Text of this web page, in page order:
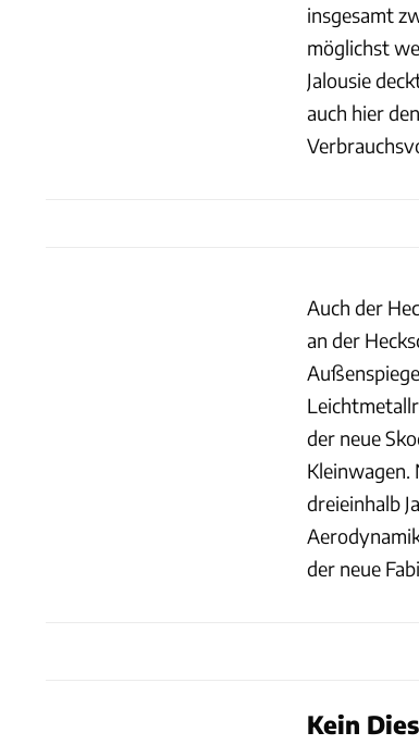
insgesamt
möglichst
Jalousie
auch hier
Auch der
an der
der neue
Kleinwagen.
dreieinhalb
der neue
Kein